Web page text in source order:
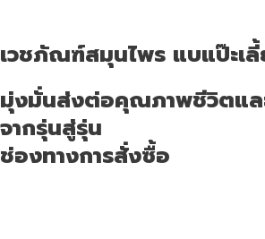
เวชภัณฑ์สมุนไพร แบแป๊ะเ
มุ่งมั่นส่งต่อคุณภาพชีวิตแ
จากรุ่นสู่รุ่น
ช่องทางการสั่งซื้อ